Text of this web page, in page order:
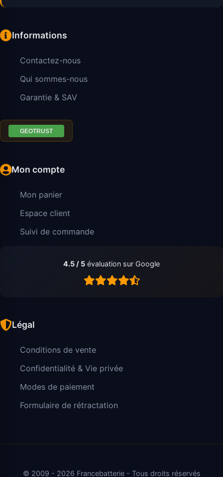
Informations
Contactez-nous
Qui sommes-nous
Garantie & SAV
Mon compte
Mon panier
Espace client
Suivi de commande
4.5 / 5 évaluation sur Google
Légal
Conditions de vente
Confidentialité & Vie privée
Modes de paiement
Formulaire de rétractation
© 2009 - 2026 Francebatterie - Tous droits réservés